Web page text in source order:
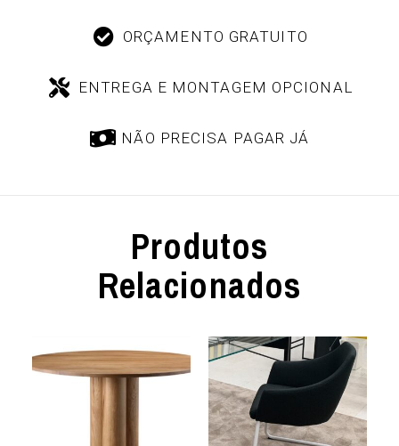
ORÇAMENTO GRATUITO
ENTREGA E MONTAGEM OPCIONAL
NÃO PRECISA PAGAR JÁ
Produtos
Relacionados